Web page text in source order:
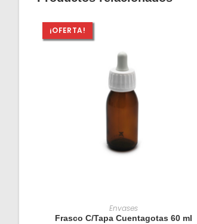
¡OFERTA!
AÑADIR AL CARRITO
Envases
Frasco C/Tapa Cuentagotas 60 ml